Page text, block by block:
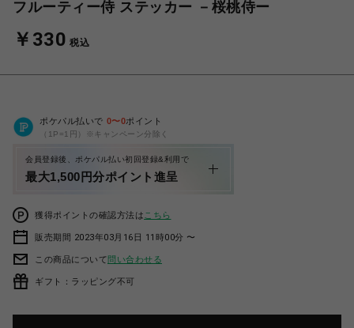
フルーティー侍 ステッカー －桜桃侍ー
￥330 税込
ポケパル払いで 0〜0ポイント
（1P=1円）※キャンペーン分除く
会員登録後、ポケパル払い初回登録&利用で
最大1,500円分ポイント進呈
獲得ポイントの確認方法は こちら
販売期間 2023年03月16日 11時00分 〜
この商品について問い合わせる
ギフト：ラッピング不可